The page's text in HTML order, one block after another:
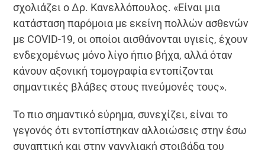
σχολιάζει ο Δρ. Κανελλόπουλος. «Είναι μια
κατάσταση παρόμοια με εκείνη πολλών ασθενών
με COVID-19, οι οποίοι αισθάνονται υγιείς, έχουν
ενδεχομένως μόνο λίγο ήπιο βήχα, αλλά όταν
κάνουν αξονική τομογραφία εντοπίζονται
σημαντικές βλάβες στους πνεύμονές τους».
Το πιο σημαντικό εύρημα, συνεχίζει, είναι το
γεγονός ότι εντοπίστηκαν αλλοιώσεις στην έσω
συναπτική και στην γαγγλιακή στοιβάδα του